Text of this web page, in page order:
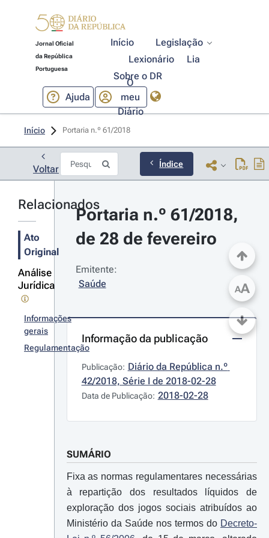
Jornal Oficial
da República
Portuguesa
Início
Legislação
Lexionário
Lia
Sobre o DR
Ajuda
O
meu
Diário
Início Portaria n.º 61/2018
Voltar Índice
Relacionados
Ato
Original
Análise
Jurídica
Informações
gerais
Regulamentação
Portaria n.º 61/2018,
de 28 de fevereiro
Emitente:
Saúde
Informação da publicação
Publicação: Diário da República n.º
42/2018, Série I de 2018-02-28
Data de Publicação: 2018-02-28
SUMÁRIO
Fixa as normas regulamentares necessárias
à repartição dos resultados líquidos de
exploração dos jogos sociais atribuídos ao
Ministério da Saúde nos termos do Decreto-
AA